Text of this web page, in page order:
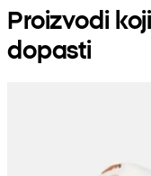
Proizvodi
dopasti